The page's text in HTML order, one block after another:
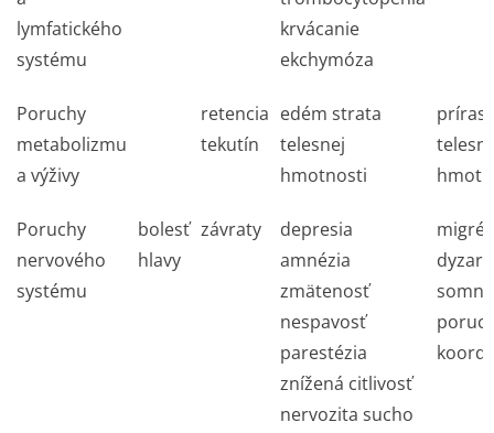
lymfatického
systému
krvácanie
ekchymóza
Poruchy
metabolizmu
a výživy
retencia
tekutín
edém strata
telesnej
hmotnosti
Poruchy
nervového
systému
bolesť
hlavy
závraty
depresia
amnézia
zmätenosť
nespavosť
parestézia
znížená citlivosť
nervozita sucho